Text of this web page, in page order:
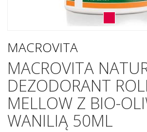
MACROVITA
MACROVITA
DEZODORANT
MELLOW Z BIO-
WANILIĄ 50ML